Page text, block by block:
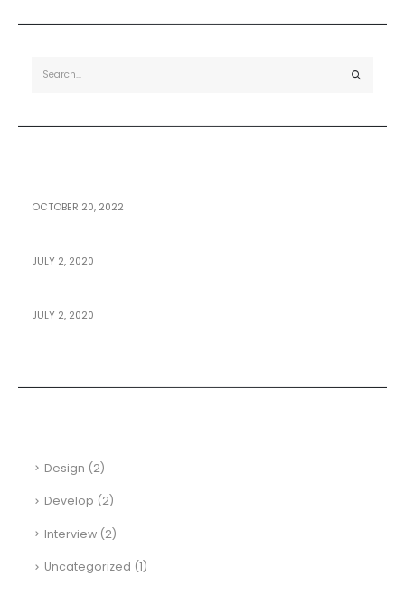
OCTOBER 20, 2022
JULY 2, 2020
JULY 2, 2020
Design (2)
Develop (2)
Interview(2)
Uncategorized (1)